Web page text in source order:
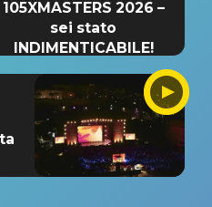
105XMASTERS 2026 –
sei stato
INDIMENTICABILE!